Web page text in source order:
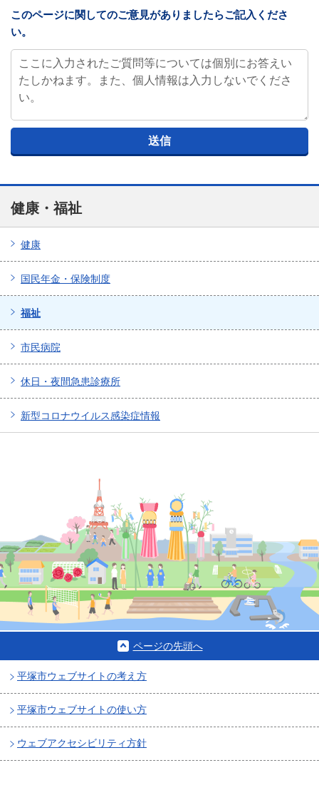
このページに関してのご意見がありましたらご記入くださ
い。
健康・福祉
健康
国民年金・保険制度
福祉
市民病院
休日・夜間急患診療所
新型コロナウイルス感染症情報
ページの先頭へ
平塚市ウェブサイトの考え方
平塚市ウェブサイトの使い方
ウェブアクセシビリティ方針